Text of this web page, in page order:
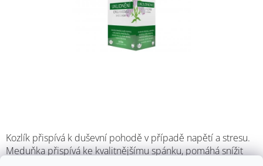
Kozlík přispívá k duševní pohodě v případě napětí a stresu.
Meduňka přispívá ke kvalitnějšímu spánku, pomáhá snížit